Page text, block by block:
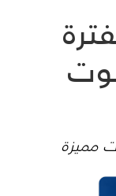
مميزة